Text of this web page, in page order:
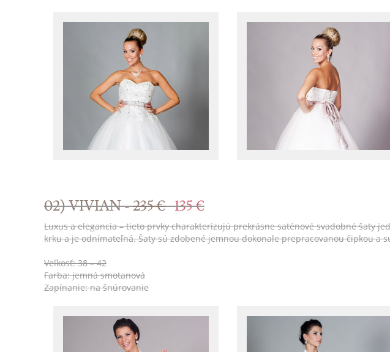
02) VIVIAN -235 € 135 €
Luxus a elegancia – tieto prvky charakterizujú prekrásne saténové svadobné šaty
krku a je odnímateľná. Šaty sú zdobené jemnou dokonale prepracovanou čipkou a
Veľkosť: 38 – 42
Farba: jemná smotanová
Zapínanie: na šnúrovanie